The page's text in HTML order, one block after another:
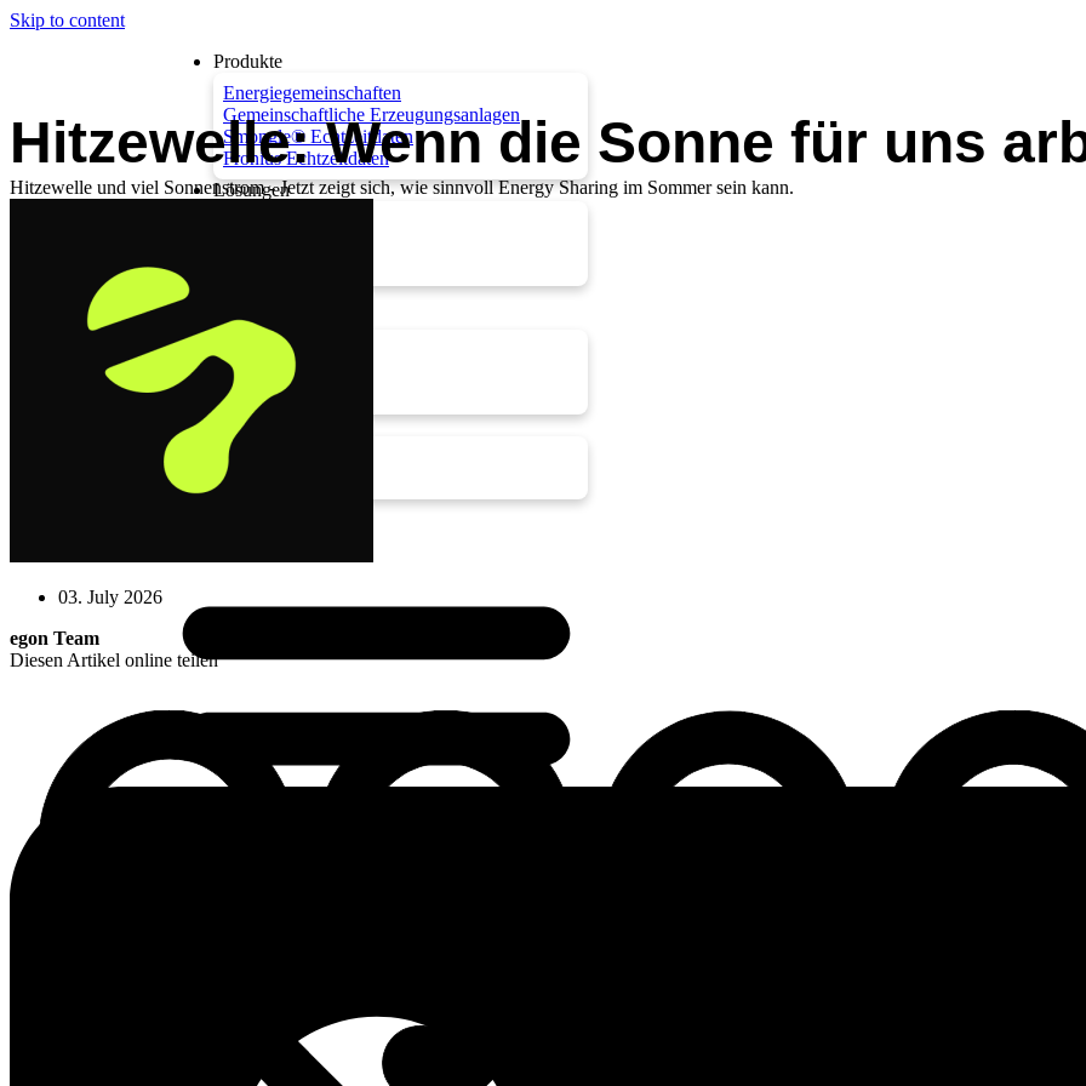
Skip to content
Produkte
Energiegemeinschaften
Gemeinschaftliche Erzeugungsanlagen
Smongle® Echtzeitdaten
Fronius Echtzeitdaten
Lösungen
Unternehmen
Über uns
Karriere
Kontakt
Wissen
Blog
FAQs
Hitzewelle: Wenn die Sonne für uns
Hitzewelle und viel Sonnenstrom - Jetzt zeigt sich, wie sinnvoll Energy Sharing im Sommer sein kann.
03. July 2026
egon Team
Diesen Artikel online teilen